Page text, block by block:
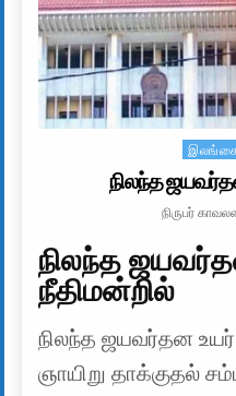
Posted
நிலந்த
AUTHOR:
நிருபர்
நிலந்த
நீதிமன்றில்
நிலந்த ஜயவர்தன உயர்
ஞாயிறு தாக்குதல்